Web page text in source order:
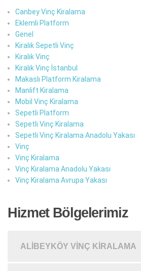
Canbey Vinç Kiralama
Eklemli Platform
Genel
Kiralık Sepetli Vinç
Kiralık Vinç
Kiralık Vinç İstanbul
Makaslı Platform Kiralama
Manlift Kiralama
Mobil Vinç Kiralama
Sepetli Platform
Sepetli Vinç Kiralama
Sepetli Vinç Kiralama Anadolu Yakası
Vinç
Vinç Kiralama
Vinç Kiralama Anadolu Yakası
Vinç Kiralama Avrupa Yakası
Hizmet Bölgelerimiz
ALIBEYKÖY VINÇ KIRALAMA